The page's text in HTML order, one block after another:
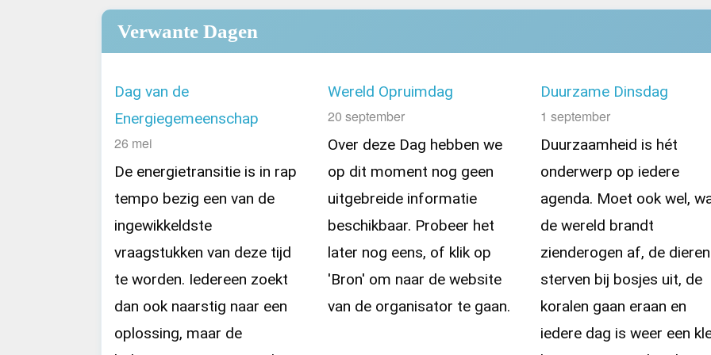
Verwante Dagen
Dag van de
Energiegemeenschap
26 mei
De energietransitie is in rap
tempo bezig een van de
ingewikkeldste
vraagstukken van deze tijd
te worden. Iedereen zoekt
dan ook naarstig naar een
oplossing, maar de
Wereld Opruimdag
20 september
Over deze Dag hebben we
op dit moment nog geen
uitgebreide informatie
beschikbaar. Probeer het
later nog eens, of klik op
'Bron' om naar de website
van de organisator te gaan.
Duurzame Dinsdag
1 september
Duurzaamheid is hét
onderwerp op iedere
agenda. Moet ook wel,
de wereld brandt
zienderogen af, de dieren
sterven bij bosjes uit, de
koralen gaan eraan en
iedere dag is weer een